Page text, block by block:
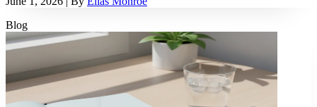
Blog